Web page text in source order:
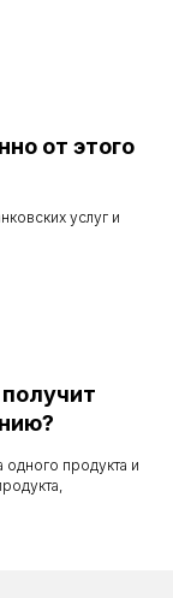
от этого
услуг и
продукта и